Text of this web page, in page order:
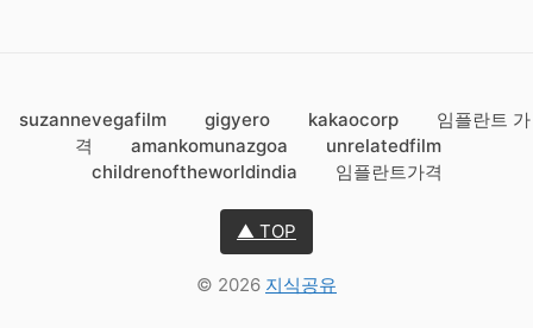
suzannevegafilm gigyero kakaocorp
임플란트 가
격
amankomunazgoa
unrelatedfilm
childrenoftheworldindia
임플란트가격
▲ TOP
© 2026 지식공유